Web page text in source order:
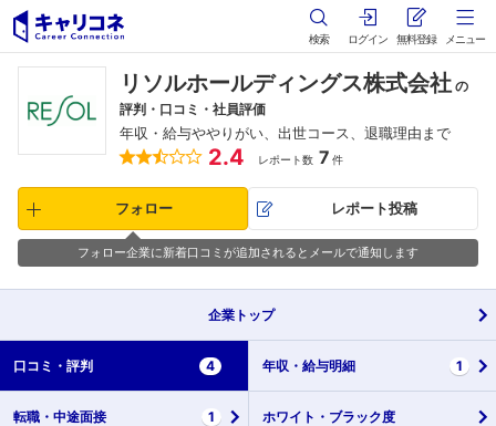
検索 ログイン 無料登録 メニュー
リソルホールディングス株式会社 の
評判・口コミ・社員評価
年収・給与ややりがい、出世コース、退職理由まで
2.4 レポート数 7 件
フォロー レポート投稿
フォロー企業に新着口コミが追加されるとメールで通知します
企業 トップ
口コミ・ 評判 4 年収・ 給与明細 1
転職・ 中途面接 1 ホワイト・ ブラック度